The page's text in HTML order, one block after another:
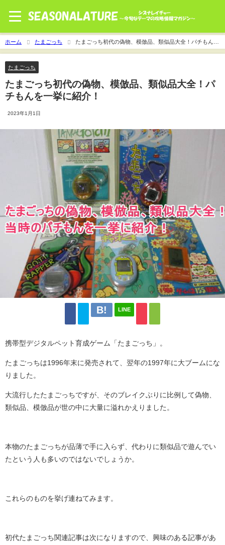
ホーム たまごっち
たまごっち初代の偽物、模倣品、類似品大全！パチもんを
一挙に紹介！
たまごっち
たまごっち初代の偽物、模倣品、類似品大全！パ
チもんを一挙に紹介！
2023年1月1日
LINE
携帯型デジタルペット育成ゲーム「たまごっち」。
たまごっちは1996年末に発売されて、翌年の1997年に大ブームにな
りました。
大流行したたまごっちですが、そのブレイクぶりに比例して偽物、
類似品、模倣品が世の中に大量に溢れかえりました。
本物のたまごっちが品薄で手に入らず、代わりに類似品で遊んでい
たという人も多いのではないでしょうか。
これらのものを挙げ連ねてみます。
初代たまごっち関連記事は次になりますので、興味のある記事があ